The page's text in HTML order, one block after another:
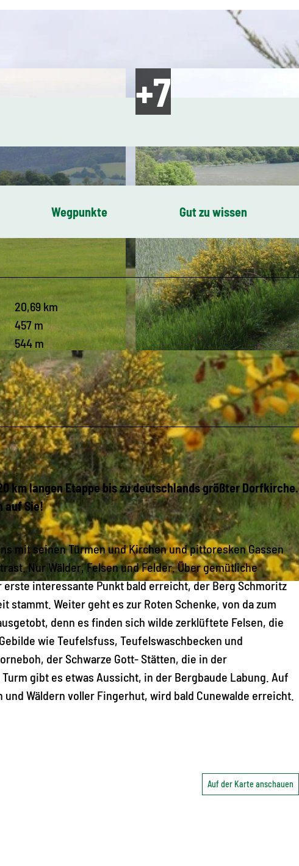
© Frank Sühnel, Das Landschaftswunderland Oberlausitz |CC-BY-SA
Wegpunkte Gut zu wissen
20,69 km
457 m
544 m
km langen Etappe bis zu deutschlands größter Dorfkirche.
auf Sie!
mit seinen Türmen und Kirchen und pittoresken Gassen
Nur Wälder, Felsen und Felder. Über gemütliche
interessante Punkt bald erreicht, der Berg Schmoritz
stammt. Weiter geht es zur Roten Schenke, von da zum
denn es finden sich wilde zerklüftete Felsen, die
wie Teufelsfuss, Teufelswaschbecken und
der Schwarze Gott- Stätten, die in der
gibt es etwas Aussicht, in der Bergbaude Labung. Auf
Wäldern voller Fingerhut, wird bald Cunewalde erreicht.
Auf der Karte anschauen